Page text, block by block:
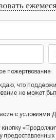
пожертвование
что
не может
с условиями